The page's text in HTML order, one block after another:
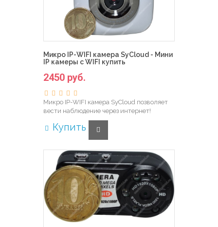
Микро IP-WIFI камера SyCloud - Мини
IP камеры с WIFI купить
2450 руб.
Микро IP-WIFI камера SyCloud позволяет
вести наблюдение через интернет!
Купить